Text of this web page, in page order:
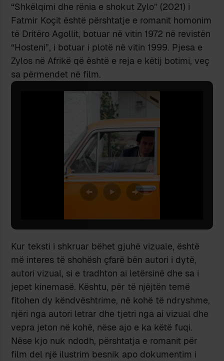
“Shkëlqimi dhe rënia e shokut Zylo” (2021) i
Fatmir Koçit është përshtatje e romanit homonim
të Dritëro Agollit, botuar në vitin 1972 në revistën
“Hosteni”, i botuar i plotë në vitin 1999. Pjesa e
Zylos në Afrikë që është e reja e këtij botimi, veç
sa përmendet në film.
Kur teksti i shkruar bëhet gjuhë vizuale, është
më interes të shohësh çfarë bën autori i dytë,
autori vizual, si e tradhton ai letërsinë dhe sa i
jepet kinemasë. Kështu, për të njëjtën temë
fitohen dy këndvështrime, në kohë të ndryshme,
njëri nga autori letrar dhe tjetri nga ai vizual dhe
vepra jeton në kohë, nëse ajo e ka këtë fuqi.
Nëse kjo nuk ndodh, përshtatja e romanit për
film del një ilustrim besnik apo dokumentim i